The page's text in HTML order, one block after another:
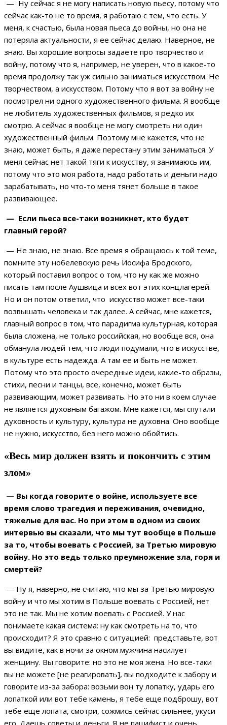
— Ну сейчас я не могу написать новую пьесу, потому что
сейчас как-то не то время, я работаю с тем, что есть. У
меня, к счастью, была новая пьеса до войны, но она не
потеряла актуальности, я ее сейчас делаю. Наверное, не
знаю. Вы хорошие вопросы задаете про творчество и
войну, потому что я, например, не уверен, что в какое-то
время продолжу так уж сильно заниматься искусством. Не
творчеством, а искусством. Потому что я вот за войну не
посмотрел ни одного художественного фильма. Я вообще
не любитель художественных фильмов, я редко их
смотрю. А сейчас я вообще не могу смотреть ни один
художественный фильм. Поэтому мне кажется, что не
знаю, может быть, я даже перестану этим заниматься. У
меня сейчас нет такой тяги к искусству, я занимаюсь им,
потому что это моя работа, надо работать и деньги надо
зарабатывать, но что-то меня тянет больше в такое
развивающее.
— Если пьеса все-таки возникнет, кто будет
главный герой?
— Не знаю, не знаю. Все время я обращаюсь к той теме,
помните эту нобелевскую речь Иосифа Бродского,
который поставил вопрос о том, что ну как же можно
писать там после Аушвица и всех вот этих концлагерей.
Но и он потом ответил, что искусство может все-таки
возвышать человека и так далее. А сейчас, мне кажется,
главный вопрос в том, что парадигма культурная, которая
была сложена, не только российская, но вообще вся, она
обманула людей тем, что люди подумали, что в искусстве,
в культуре есть надежда. А там ее и быть не может.
Потому что это просто очередные идеи, какие-то образы,
стихи, песни и танцы, все, конечно, может быть
развивающим, может развивать. Но это ни в коем случае
не является духовным багажом. Мне кажется, мы спутали
духовность и культуру, культура не духовна. Оно вообще
не нужно, искусство, без него можно обойтись.
«Весь мир должен взять и покончить с этим
злом»
— Вы когда говорите о войне, используете все
время слово трагедия и переживания, очевидно,
тяжелые для вас. Но при этом в одном из своих
интервью вы сказали, что мы тут вообще в Польше
за то, чтобы воевать с Россией, за Третью мировую
войну. Но это ведь только преумножение зла, горя и
смертей?
— Ну я, наверно, не считаю, что мы за Третью мировую
войну и что мы хотим в Польше воевать с Россией, нет
это не так. Мы не хотим воевать с Россией. У нас
понимаете какая система: ну как смотреть на то, что
происходит? Я это сравню с ситуацией: представьте, вот
вы видите, как в ночи за окном мужчина насилует
женщину. Вы говорите: но это не моя жена. Но все-таки
вы не можете [не реагировать], вы подходите к забору и
говорите из-за забора: возьми вон ту лопатку, ударь его
лопаткой или вот тебе камень, я тебе еще подброшу, вот
тебе еще лопата, смотри, сожмись сейчас сильнее, укуси
его. Даешь советы и деньги. Я не пацифист и очень